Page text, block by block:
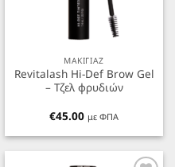
ΜΑΚΙΓΙΑΖ
Revitalash Hi-Def Brow Gel
– Τζελ φρυδιών
€45.00 με ΦΠΑ